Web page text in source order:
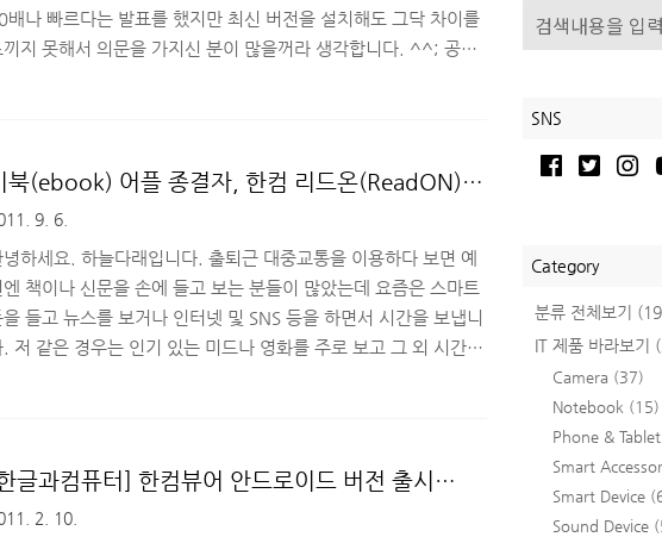
SNS
Category
분류 전체보기
IT 제품 바라보기
Camera (37)
Notebook (15)
Phone & Tablet
Smart
Smart Device
Sound Device
배나 빠르다는 발표를 했지만 최신 버전을 설치해도 그닥 차이를
끼지 못해서 의문을 가지신 분이 많을꺼라 생각합니다. ^^; 공지
젝트에 대한 언급이었습니다. 그 내용을 간단히 말하면 순차 적용
겠지만 성격 급한 유저들을 위해서 우선 적용해서 써볼 수 있도록
준다는거였는데요. 아이폰 유저에게는 안타까운 일이지만 '안드
이드' 우선 적용이랍니다. ^^; 우선 적용 신청..
북(ebook) 어플 종결자, 한컴 리드온(ReadON)
데이트 및 이벤트 소식
9. 6.
녕하세요. 하늘다래입니다. 출퇴근 대중교통을 이용하다 보면 예
엔 책이나 신문을 손에 들고 보는 분들이 많았는데 요즘은 스마트
을 들고 뉴스를 보거나 인터넷 및 SNS 등을 하면서 시간을 보냅니
. 저 같은 경우는 인기 있는 미드나 영화를 주로 보고 그 외 시간은
서 개발한 한컴 리드온(ReadON)을 사용합니다. 초기 버전부터
용 중인데, 오늘 날짜로 1.1.5 버전 업데이트가 있어서 소개하고
합니다. (이벤트도 있어요^^) ▲ 한컴 리드온(ReadON) 1.1.5
글과컴퓨터] 한컴뷰어 안드로이드 버전 출시
2. 10.